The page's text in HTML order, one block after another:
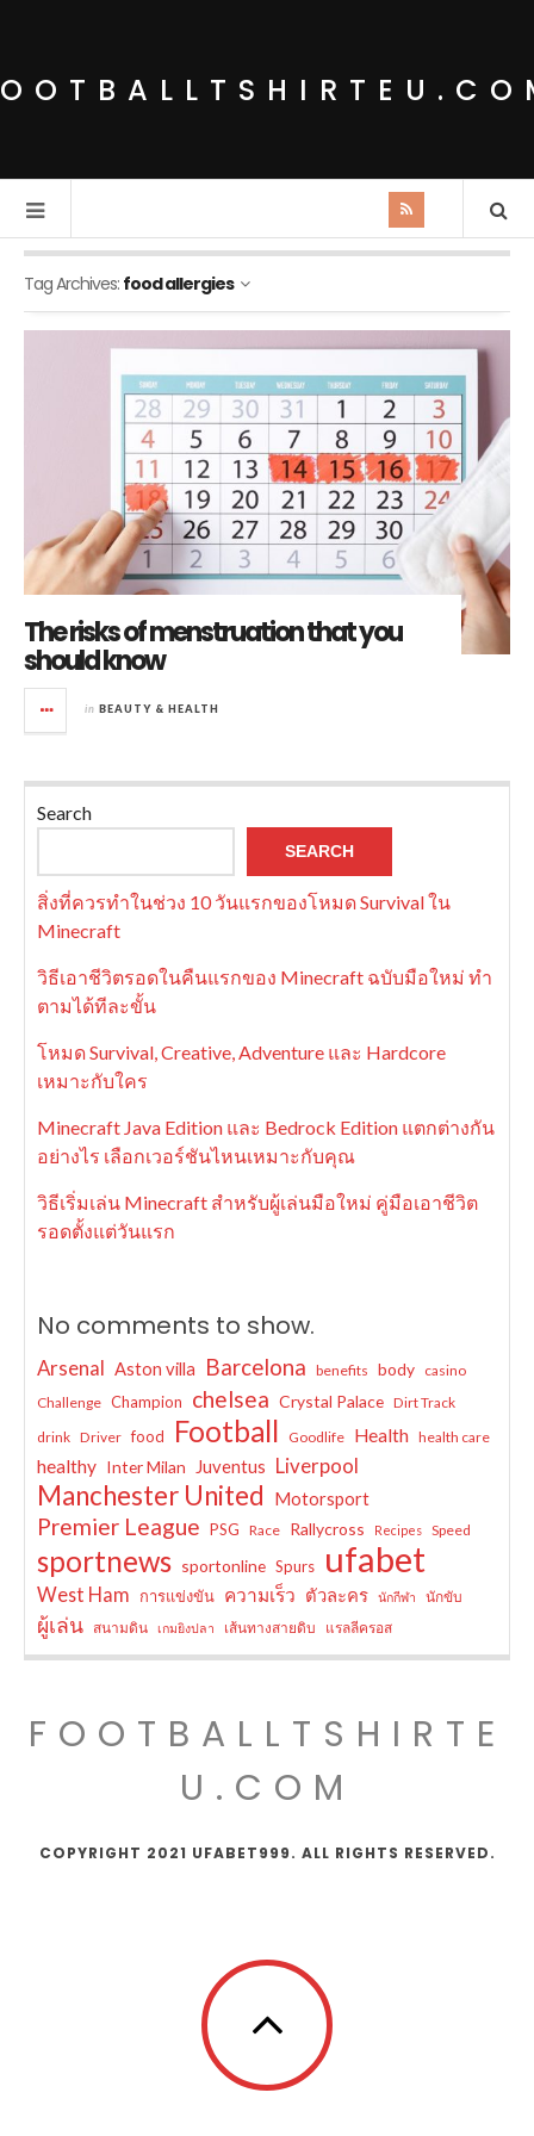
Tag Archives: food allergies
The risks of menstruation that you
should know
in BEAUTY & HEALTH
Search
SEARCH
สิ่งที่ควรทำในช่วง 10 วันแรกของโหมด Survival ใน
Minecraft
วิธีเอาชีวิตรอดในคืนแรกของ Minecraft ฉบับมือใหม่ ทำ
ตามได้ทีละขั้น
โหมด Survival, Creative, Adventure และ Hardcore
เหมาะกับใคร
Minecraft Java Edition และ Bedrock Edition แตกต่างกัน
อย่างไร เลือกเวอร์ชันไหนเหมาะกับคุณ
วิธีเริ่มเล่น Minecraft สำหรับผู้เล่นมือใหม่ คู่มือเอาชีวิต
รอดตั้งแต่วันแรก
No comments to show.
Arsenal Aston villa Barcelona benefits body casino
Challenge Champion chelsea Crystal Palace Dirt Track
drink Driver food Football Goodlife Health health care
healthy Inter Milan Juventus Liverpool
Manchester United Motorsport
Premier League PSG Race Rallycross Recipes Speed
sportnews sportonline Spurs ufabet
West Ham การแข่งขัน ความเร็ว ตัวละคร นักกีฬา นักขับ
ผู้เล่น สนามดิน เกมยิงปลา เส้นทางสายดิบ แรลลีครอส
FOOTBALLTSHIRTE
U.COM
COPYRIGHT 2021 UFABET999. ALL RIGHTS RESERVED.